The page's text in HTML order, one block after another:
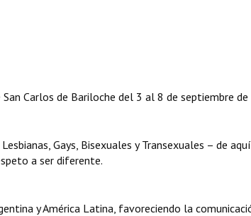
Carlos de Bariloche del 3 al 8 de septiembre
Gays, Bisexuales y Transexuales – de
a ser diferente.
y América Latina, favoreciendo la